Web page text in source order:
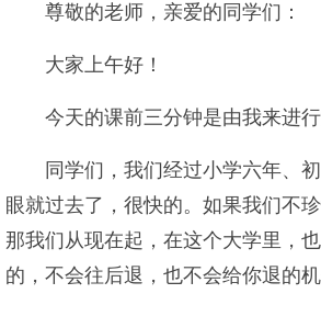
尊敬的老师，亲爱的同学们：
大家上午好！
今天的课前三分钟是由我来进
同学们，我们经过小学六年、
眼就过去了，很快的。如果我们不
那我们从现在起，在这个大学里，
的，不会往后退，也不会给你退的